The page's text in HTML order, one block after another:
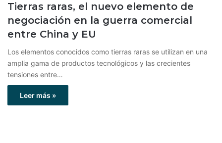
Tierras raras, el nuevo elemento de
negociación en la guerra comercial
entre China y EU
Los elementos conocidos como tierras raras se utilizan en una
amplia gama de productos tecnológicos y las crecientes
tensiones entre…
Leer más »